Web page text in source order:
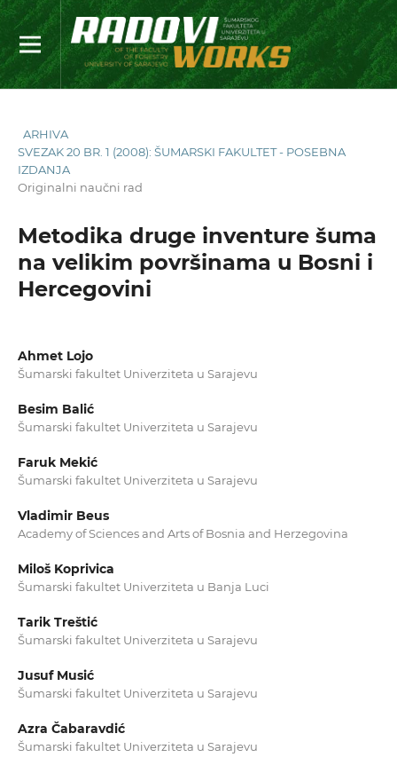
ARHIVA
SVEZAK 20 BR. 1 (2008): ŠUMARSKI FAKULTET - POSEBNA
IZDANJA
Originalni naučni rad
Metodika druge inventure šuma
na velikim površinama u Bosni i
Hercegovini
Ahmet Lojo
Šumarski fakultet Univerziteta u Sarajevu
Besim Balić
Šumarski fakultet Univerziteta u Sarajevu
Faruk Mekić
Šumarski fakultet Univerziteta u Sarajevu
Vladimir Beus
Academy of Sciences and Arts of Bosnia and Herzegovina
Miloš Koprivica
Šumarski fakultet Univerziteta u Banja Luci
Tarik Treštić
Šumarski fakultet Univerziteta u Sarajevu
Jusuf Musić
Šumarski fakultet Univerziteta u Sarajevu
Azra Čabaravdić
Šumarski fakultet Univerziteta u Sarajevu